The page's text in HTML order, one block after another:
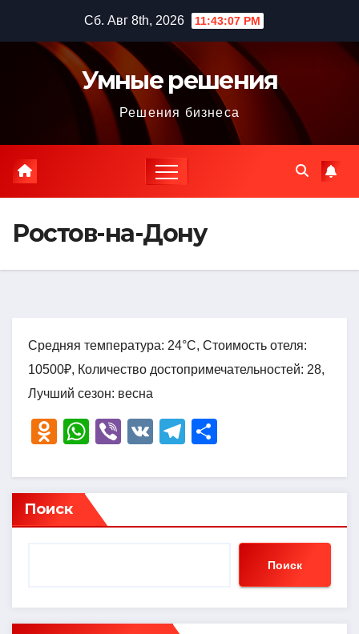
содержимому
Сб. Авг 8th, 2026 11:43:08 PM
Умные решения
Решения бизнеса
Ростов-на-Дону
Средняя температура: 24°C, Стоимость отеля:
10500₽, Количество достопримечательностей: 28,
Лучший сезон: весна
O
n
o
kl
ni
W
at
s
A
Vi
er
V
T
e
a
р
в
ть
Поиск
Поиск